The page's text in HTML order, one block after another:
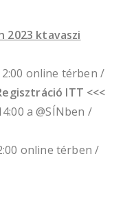
2023 ktavaszi
online térben /
ITT <<<
a @SÍNben /
online térben /